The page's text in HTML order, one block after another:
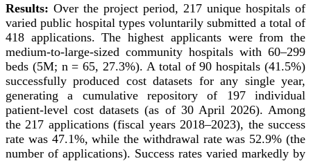
Results: Over the project period, 217 unique hospitals of
varied public hospital types voluntarily submitted a total of
418 applications. The highest applicants were from the
medium-to-large-sized community hospitals with 60–299
beds (5M; n = 65, 27.3%). A total of 90 hospitals (41.5%)
successfully produced cost datasets for any single year,
generating a cumulative repository of 197 individual
patient-level cost datasets (as of 30 April 2026). Among
the 217 applications (fiscal years 2018–2023), the success
rate was 47.1%, while the withdrawal rate was 52.9% (the
number of applications). Success rates varied markedly by